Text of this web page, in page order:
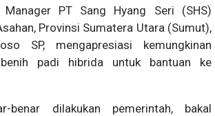
Manager PT Sang Hyang Seri (SHS)
Provinsi Sumatera Utara (Sumut),
SP, mengapresiasi kemungkinan
benih padi hibrida untuk bantuan ke
benar dilakukan pemerintah, bakal